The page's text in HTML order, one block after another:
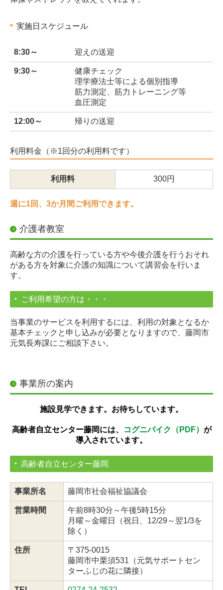
実施日スケジュール
8:30～ 迎えの送迎
9:30～
健康チェック
理学療法士等による個別指導
筋力測定、筋力トレーニング等
血圧測定
12:00～ 帰りの送迎
利用料金（※1回分の利用料です）
利用料 300円
週に1回、3か月間ご利用できます。
介護者教室
高齢な方の介護を行っている方や今後介護を行うおそれ
がある方を対象に介護の知識について講習会を行いま
す。
ご利用希望の方は・・・
当事業のサービスを利用するには、利用の対象となるか
基本チェックと申し込みが必要となりますので、藤岡市
元気長寿課にご相談下さい。
事業所の案内
施設見学できます。お待ちしています。
高齢者自立センター藤岡には、 コグニバイク（PDF） が
導入されています。
高齢者自立センター藤岡
事業所名 藤岡市社会福祉協議会
営業時間
午前8時30分～午後5時15分
月曜～金曜日（祝日、12/29～翌1/3を
除く）
住所
〒375-0015
藤岡市中栗須531（元気サポートセン
ターふじの花に隣接）